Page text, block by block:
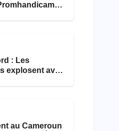
: Les
explosent avec
au Cameroun